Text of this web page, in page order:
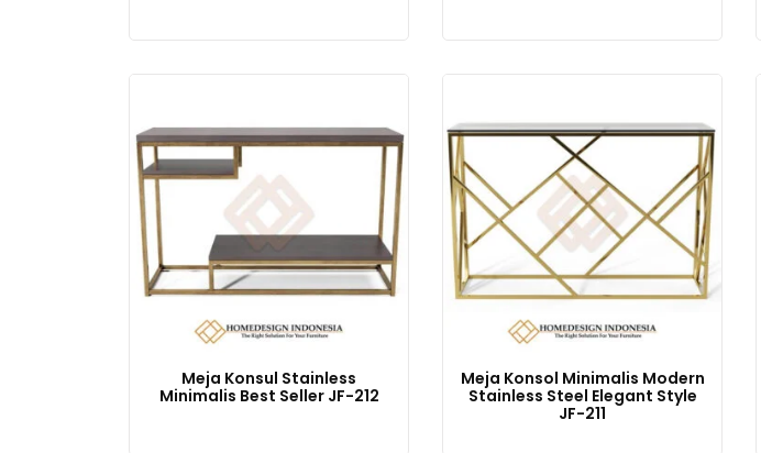
Meja Konsul Stainless
Minimalis Best Seller JF-212
Meja Konsol Minimalis Modern
Stainless Steel Elegant Style
JF-211